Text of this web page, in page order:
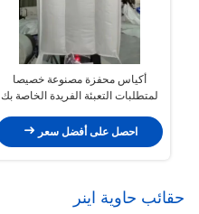
أكياس محفزة مصنوعة خصيصا
لمتطلبات التعبئة الفريدة الخاصة بك
احصل على أفضل سعر
حقائب حاوية اينر